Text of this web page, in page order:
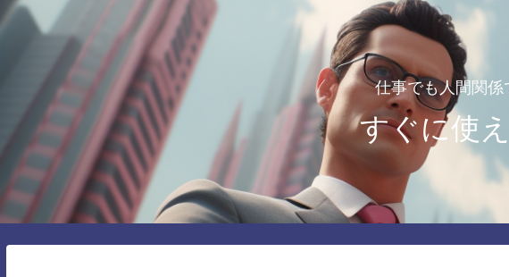
仕事でも人間関係
すぐに使